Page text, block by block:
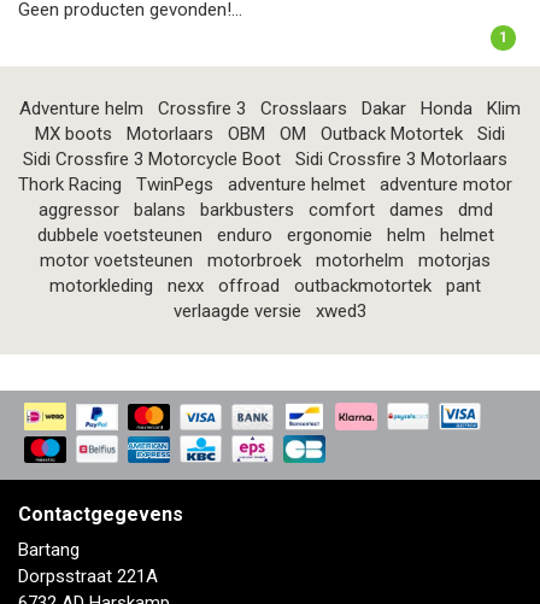
Geen producten gevonden!...
1
Adventure helm Crossfire 3 Crosslaars Dakar Honda
Klim
MX boots
Motorlaars OBM OM Outback Motortek
Sidi
Sidi Crossfire 3 Motorcycle Boot
Sidi Crossfire 3 Motorlaars
Thork Racing
TwinPegs adventure helmet
adventure motor
aggressor
balans barkbusters comfort dames
dmd
dubbele voetsteunen
enduro ergonomie helm
helmet
motor voetsteunen
motorbroek motorhelm
motorjas
motorkleding
nexx offroad outbackmotortek
pant
verlaagde versie
xwed3
Contactgegevens
Bartang
Dorpsstraat 221A